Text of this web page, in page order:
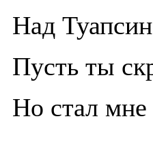
Над
Пусть ты
Но стал мне